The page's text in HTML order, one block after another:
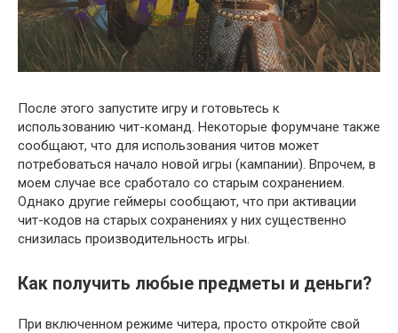
После этого запустите игру и готовьтесь к
использованию чит-команд. Некоторые форумчане также
сообщают, что для использования читов может
потребоваться начало новой игры (кампании). Впрочем, в
моем случае все сработало со старым сохранением.
Однако другие геймеры сообщают, что при активации
чит-кодов на старых сохранениях у них существенно
снизилась производительность игры.
Как получить любые предметы и деньги?
При включенном режиме читера, просто откройте свой